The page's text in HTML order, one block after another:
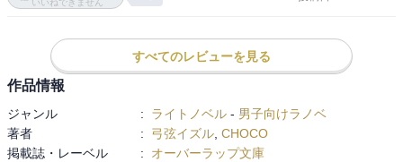
いいねできません
すべてのレビューを見る
作品情報
ジャンル : ライトノベル - 男子向けラノベ
著者
: 弓弦イズル CHOCO
掲載誌・レーベル
:
オーバーラップ文庫